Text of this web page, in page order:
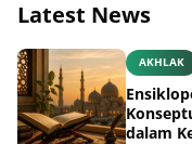
Latest News
AKHLAK
dalam